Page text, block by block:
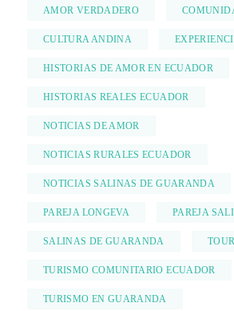
AMOR VERDADERO
CULTURA ANDINA
HISTORIAS DE AMOR EN ECUADOR
HISTORIAS REALES ECUADOR
NOTICIAS DE AMOR
NOTICIAS RURALES ECUADOR
NOTICIAS SALINAS DE GUARANDA
PAREJA LONGEVA PAREJA
SALINAS DE GUARANDA
TURISMO COMUNITARIO ECUADOR
TURISMO EN GUARANDA